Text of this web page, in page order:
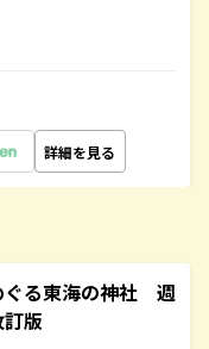
詳細を見る
る東海の神社 週
版